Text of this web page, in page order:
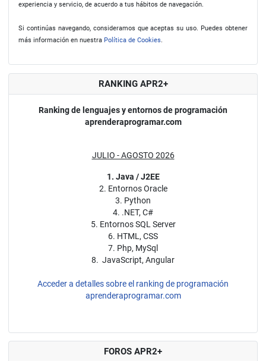
experiencia y servicio, de acuerdo a tus hábitos de navegación.
Si continúas navegando, consideramos que aceptas su uso. Puedes obtener
más información en nuestra Política de Cookies.
RANKING APR2+
Ranking de lenguajes y entornos de programación
aprenderaprogramar.com
JULIO - AGOSTO 2026
1. Java / J2EE
2. Entornos Oracle
3. Python
4. .NET, C#
5. Entornos SQL Server
6. HTML, CSS
7. Php, MySql
8. JavaScript, Angular
Acceder a detalles sobre el ranking de programación
aprenderaprogramar.com
FOROS APR2+